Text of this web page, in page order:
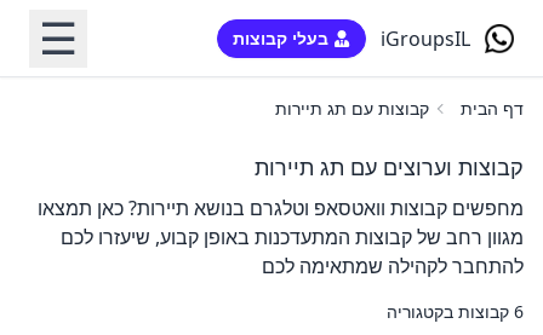
iGroupsIL בעלי קבוצות ☰
דף הבית קבוצות עם תג תיירות
קבוצות וערוצים עם תג תיירות
מחפשים קבוצות וואטסאפ וטלגרם בנושא תיירות? כאן תמצאו
מגוון רחב של קבוצות המתעדכנות באופן קבוע, שיעזרו לכם
להתחבר לקהילה שמתאימה לכם
6 קבוצות בקטגוריה